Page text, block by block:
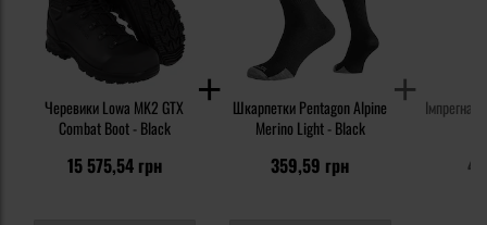
Черевики Lowa MK2 GTX
Combat Boot - Black
15 575,54 грн
Шкарпетки Pentagon Alpine
Merino Light - Black
359,59 грн